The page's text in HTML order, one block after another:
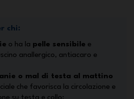
chi:
o ha la pelle sensibile e
anallergico, antiacaro e
o mal di testa al mattino
che favorisca la circolazione e
su testa e collo;